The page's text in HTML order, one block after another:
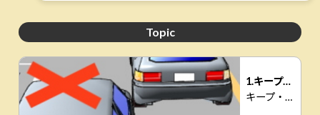
Topic
1.キープレフト
キープ・レフトという概念が少しあいまいな気がします。